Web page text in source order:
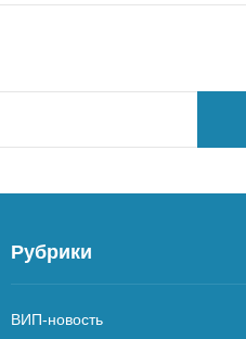
Рубрики
ВИП-новость